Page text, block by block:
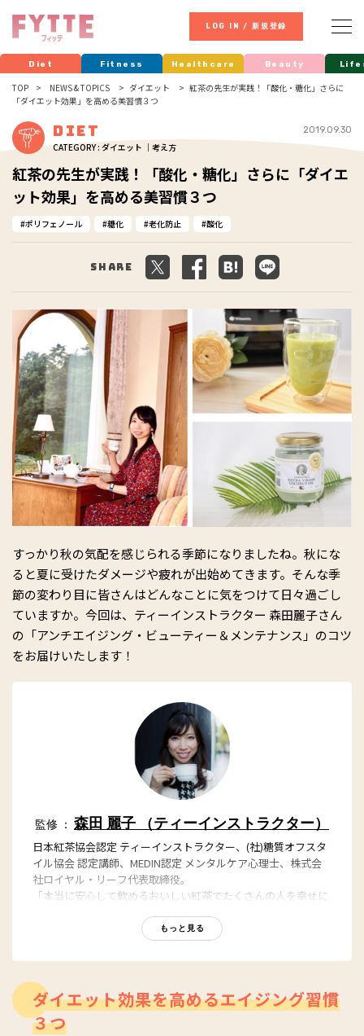
LOG IN / 新規登録
Diet Fitness Healthcare Beauty
TOP NEWS & TOPICS ダイエット
紅茶の先生が実践！「酸化・糖化」さらに
「ダイエット効果」を高める美習慣３つ
Diet
CATEGORY : ダイエット ｜考え方
2019.09.30
紅茶の先生が実践！「酸化・糖化」さらに「ダイエ
ット効果」を高める美習慣３つ
ポリフェノール 糖化 老化防止 酸化
Share
すっかり秋の気配を感じられる季節になりましたね。秋にな
ると夏に受けたダメージや疲れが出始めてきます。そんな季
節の変わり目に皆さんはどんなことに気をつけて日々過ごし
ていますか。今回は、ティーインストラクター 森田麗子さん
の「アンチエイジング・ビューティー＆メンテナンス」のコツ
をお届けいたします！
監修 ： 森田 麗子 （ティーインストラクター）
日本紅茶協会認定 ティーインストラクター、(社)糖質オフスタ
イル協会 認定講師、MEDIN認定 メンタルケア心理士、株式会
社ロイヤル・リーフ代表取締役。
「本当に安心して飲めるおいしい紅茶でたくさんの人を幸せに
ィーブランド「ROYAL LEAF TEA」を立ち上げる。美と健康に
とことんこだわったお茶は女性を中心に支持されている。現在
はティーレシピ監修、紅茶教室、オンライン講座を開催し紅茶
ROYAL LEAF TEA
もっと見る
ダイエット効果を高めるエイジング習慣
３つ